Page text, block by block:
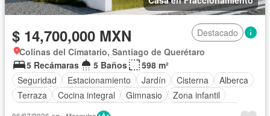
$ 14,700,000 MXN
Destacado
Colinas del Cimatario, Santiago de Querétaro
5 Recámaras
5 Baños
598 m²
Seguridad
Estacionamiento Jardín Cisterna
Alberca
Terraza
Cocina integral Gimnasio
Zona infantil
Electricidad